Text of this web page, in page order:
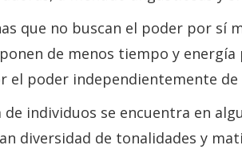
que no buscan el poder por sí
de menos tiempo y
el poder independientemente
de individuos se encuentra en
diversidad de tonalidades y